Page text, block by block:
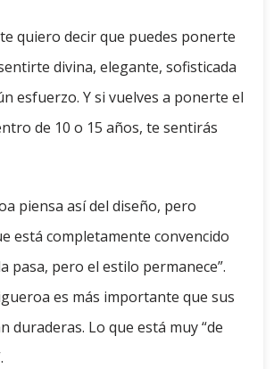
quiero decir que puedes ponerte
divina, elegante, sofisticada
esfuerzo. Y si vuelves a ponerte el
de 10 o 15 años, te sentirás
piensa así del diseño, pero
está completamente convencido
pasa, pero el estilo permanece”.
es más importante que sus
duraderas. Lo que está muy “de